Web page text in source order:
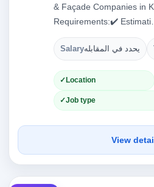
& Façade Companies in
Requirements:✔️ Estimati…
Salaryيحدد في المقابله
Location
Job type
View